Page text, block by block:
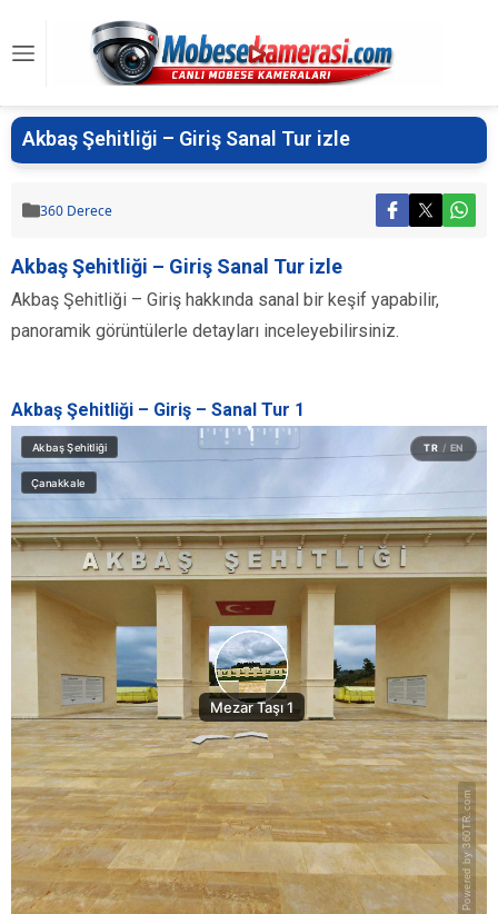
Akbaş Şehitliği – Giriş Sanal Tur izle
360 Derece
Akbaş Şehitliği – Giriş Sanal Tur izle
Akbaş Şehitliği – Giriş hakkında sanal bir keşif yapabilir,
panoramik görüntülerle detayları inceleyebilirsiniz.
Akbaş Şehitliği – Giriş – Sanal Tur 1